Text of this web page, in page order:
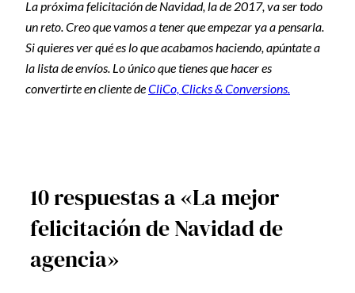
La próxima felicitación de Navidad, la de 2017, va ser todo
un reto. Creo que vamos a tener que empezar ya a pensarla.
Si quieres ver qué es lo que acabamos haciendo, apúntate a
la lista de envíos. Lo único que tienes que hacer es
convertirte en cliente deCliCo, Clicks & Conversions.
10 respuestas a «La mejor
felicitación de Navidad de
agencia»